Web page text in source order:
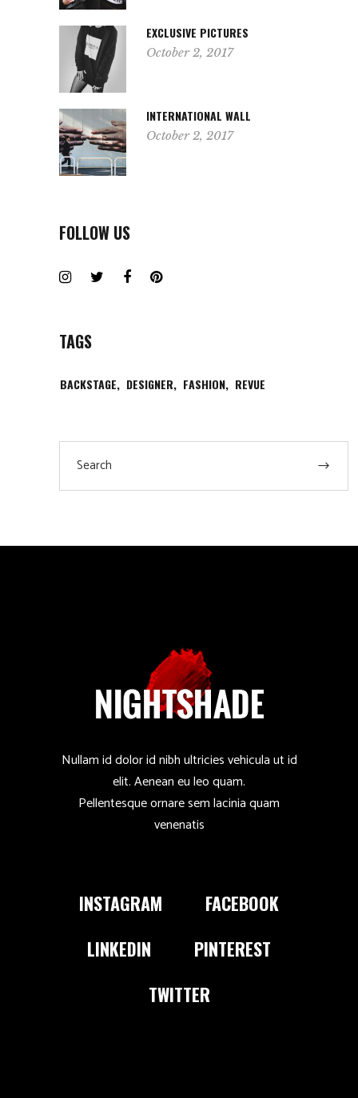
EXCLUSIVE PICTURES
October 2, 2017
INTERNATIONAL WALL
October 2, 2017
FOLLOW US
TAGS
BACKSTAGE DESIGNER FASHION REVUE
Nullam id dolor id nibh ultricies vehicula ut id
elit. Aenean eu leo quam.
Pellentesque ornare sem lacinia quam
venenatis
INSTAGRAM
FACEBOOK
LINKEDIN
PINTEREST
TWITTER